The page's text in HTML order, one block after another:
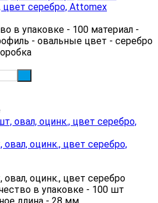
серебро, Attomex
в упаковке - 100 материал -
- овальные цвет - серебро
оцинк., цвет серебро,
оцинк., цвет серебро
в упаковке - 100 шт